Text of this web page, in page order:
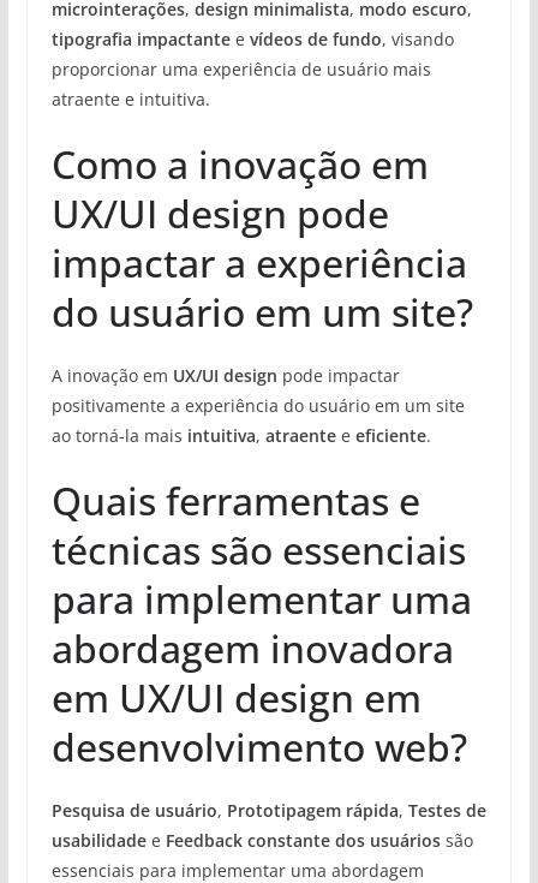
microinterações, design minimalista, modo escuro,
tipografia impactantee vídeos de fundo, visando
proporcionar uma experiência de usuário mais
atraente e intuitiva.
Como a inovação em
UX/UI design pode
impactar a experiência
do usuário em um site?
A inovação em UX/UI design pode impactar
positivamente a experiência do usuário em um site
ao torná-la mais intuitiva, atraentee eficiente.
Quais ferramentas e
técnicas são essenciais
para implementar uma
abordagem inovadora
em UX/UI design em
desenvolvimento web?
Pesquisa de usuário, Prototipagem rápida, Testes de
usabilidadee Feedback constante dos usuáriossão
essenciais para implementar uma abordagem